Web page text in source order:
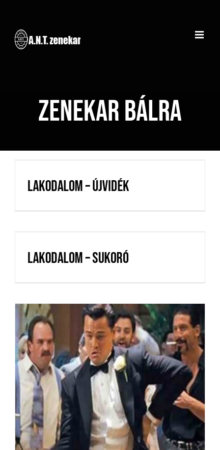
Zenekar bálra
Lakodalom – Újvidék
Lakodalom – Sukoró
Best of: Bemutatjuk
Magyarország legtutibb lagzis
zenekarait
Bejegyzés Céges rendezvény Egyéb
Elmúlt bál